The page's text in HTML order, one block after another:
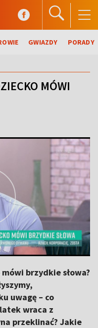
GWIAZDY PORADY
MÓWI
brzydkie słowa?
uwagę – co
wraca z
przeklinać? Jakie